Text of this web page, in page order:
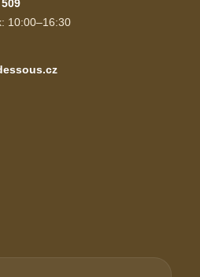
10:00–16:30